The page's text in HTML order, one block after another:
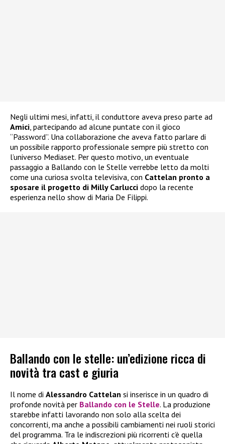
Negli ultimi mesi, infatti, il conduttore aveva preso parte ad
Amici , partecipando ad alcune puntate con il gioco
“Password”. Una collaborazione che aveva fatto parlare di
un possibile rapporto professionale sempre più stretto con
l’universo Mediaset. Per questo motivo, un eventuale
passaggio a Ballando con le Stelle verrebbe letto da molti
come una curiosa svolta televisiva, con Cattelan pronto a
sposare il progetto di Milly Carlucci dopo la recente
esperienza nello show di Maria De Filippi.
Ballando con le stelle: un’edizione ricca di
novità tra cast e giuria
Il nome di Alessandro Cattelan si inserisce in un quadro di
profonde novità per Ballando con le Stelle. La produzione
starebbe infatti lavorando non solo alla scelta dei
concorrenti, ma anche a possibili cambiamenti nei ruoli storici
del programma. Tra le indiscrezioni più ricorrenti c’è quella